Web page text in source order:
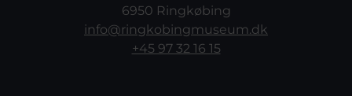
6950 Ringkøbing
info@ringkobingmuseum.dk
+45 97 32 16 15